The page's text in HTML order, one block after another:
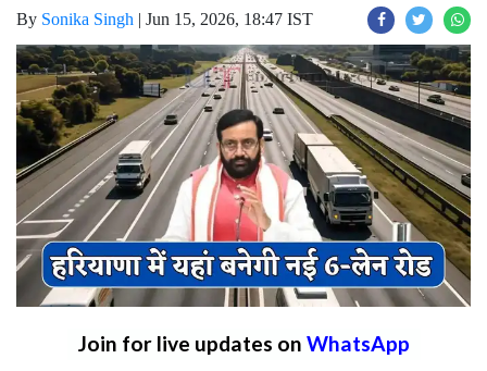
By Sonika Singh | Jun 15, 2026, 18:47 IST
Join for live updates on WhatsApp